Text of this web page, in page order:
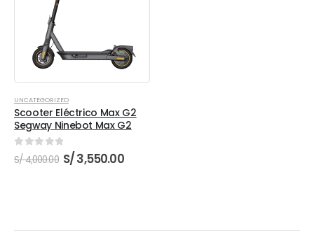
UNCATEGORIZED
Scooter Eléctrico Max G2
Segway Ninebot Max G2
out of 5
S/4,000.00 El
precio
S/3,550.00El